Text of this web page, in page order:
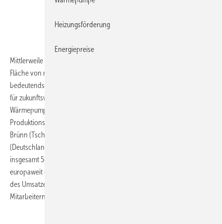
% des Daikin-Umsatzes
Mittlerweile erstreckt sich die Produktionsanlage in Ostende auf einer
Fläche von mehr als 150.000 m
bedeutendsten europäischen Produktions- und Entwicklungsstätten
für zukunftsweisende und trendsetzende Technologien im Bereich
Wärmepumpen- , Klima- und Kältetechnik. Weitere
Produktionsanlagen von Daikin Europe befinden sich in Pilsen und
Brünn (Tschechien), in Cecchina und Mailand (Italien), in Güglingen
(Deutschland), Cramlington (UK) sowie in Hendek (Türkei). Mit
insgesamt 5400 Mitarbeitern erzielte Daikin Europe N.V. 2012
europaweit einen Umsatz von 1,85 Mrd. Euro. Dies entspricht 20,1 %
des Umsatzes der gesamten Daikin-Gruppe mit mehr als 50.000
Mitarbeitern weltweit.
Heizungsförderung
Energiepreise